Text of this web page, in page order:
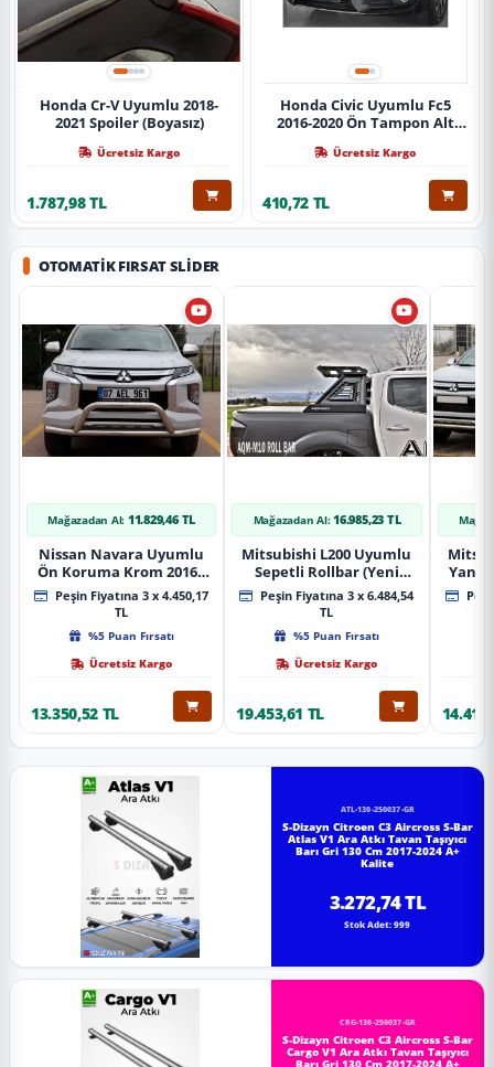
Honda Cr-V Uyumlu 2018-
2021 Spoiler (Boyasız)
Ücretsiz Kargo
1.787,98 TL
Honda Civic Uyumlu Fc5
2016-2020 Ön Tampon Alt
Ücretsiz Kargo
410,72 TL
OTOMATIK FIRSAT SLIDER
Mağazadan Al: 11.829,46 TL
Nissan Navara Uyumlu
Ön Koruma Krom 2016+
Pst14 Parça
Peşin Fiyatına 3 x 4.450,17
TL
%5 Puan Fırsatı
Ücretsiz Kargo
13.350,52 TL
Mağazadan Al: 16.985,23 TL
Mitsubishi L200 Uyumlu
Sepetli Rollbar (Yeni
Nesil Sepetli Roll Bar
Aqm-M10)
Peşin Fiyatına 3 x 6.484,54
TL
%5 Puan Fırsatı
Ücretsiz Kargo
19.453,61 TL
Yan
ATL-130-250037-GR
S-Dizayn Citroen C3 Aircross S-Bar
Atlas V1 Ara Atkı Tavan Taşıyıcı
Barı Gri 130 Cm 2017-2024 A+
Kalite
3.272,74 TL
Stok Adet: 999
CRG-130-250037-GR
S-Dizayn Citroen C3 Aircross S-Bar
Cargo V1 Ara Atkı Tavan Taşıyıcı
Barı Gri 130 Cm 2017-2024 A+